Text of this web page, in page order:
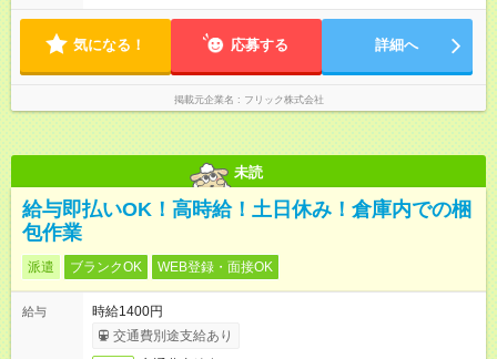
気になる！ 応募する 詳細へ
掲載元企業名 フリック株式会社
未読
給与即払いOK！高時給！土日休み！倉庫内での梱
包作業
派遣 ブランクOK WEB登録・面接OK
給与
時給1400円
交通費別途支給あり